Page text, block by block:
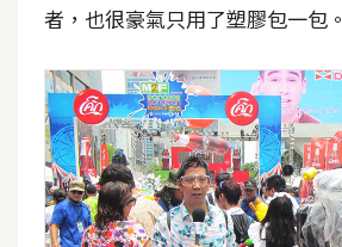
器
定
資
源
免
費
者，也很豪氣只用了塑膠包一包。